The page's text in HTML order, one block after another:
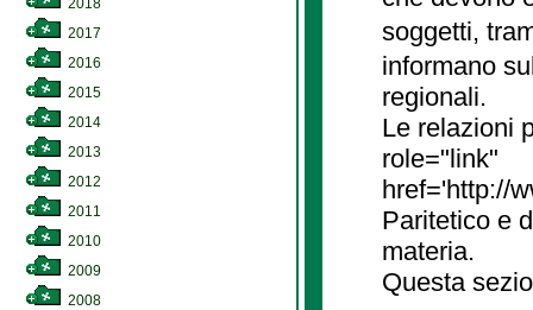
2018
2017
2016
2015
2014
2013
2012
2011
2010
2009
2008
soggetti,
informano
regionali.
Le relazioni
role="link"
href='http://
Paritetico e
materia.
Questa